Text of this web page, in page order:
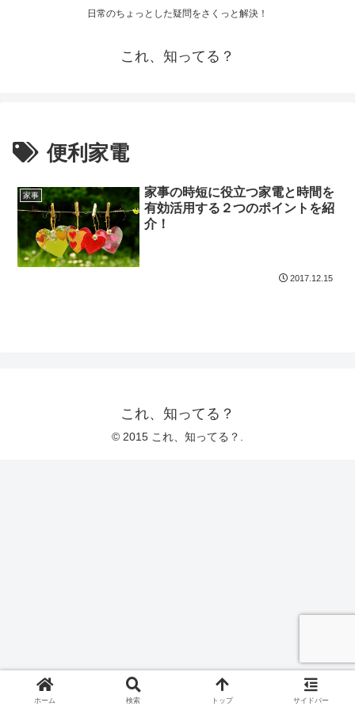
日常のちょっとした疑問をさくっと解決！
これ、知ってる？
便利家電
家事
家事の時短に役立つ家電と時間を
有効活用する２つのポイントを紹
介！
2017.12.15
これ、知ってる？
© 2015 これ、知ってる？.
ホーム 検索 トップ サイドバー